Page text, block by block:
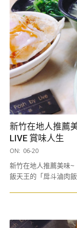
新竹在地人推薦
LIVE 賞味人生
2019-
20
ON: 06-20
新竹在地人推薦美味
飯天王的「戽斗滷肉